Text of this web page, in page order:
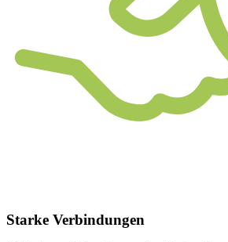
Starke Verbindungen